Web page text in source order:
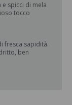
spicci di mela
tocco
fresca sapidità.
ben